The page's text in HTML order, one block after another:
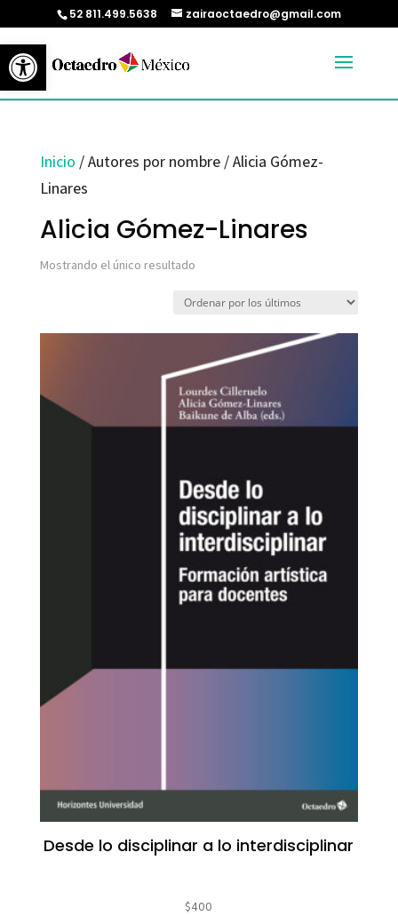
Abrir barra de herramientas
52 811.499.5638 zairaoctaedro@gmail.com
Inicio / Autores por nombre / Alicia Gómez-
Linares
Alicia Gómez-Linares
Mostrando el único resultado
Desde lo disciplinar a lo interdisciplinar
$400